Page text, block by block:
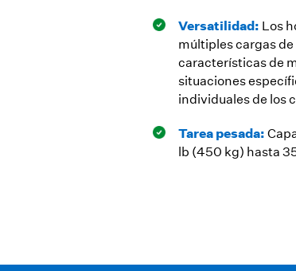
Versatilidad: Los
múltiples cargas
características de
situaciones
individuales de los
Tarea pesada:
lb (450 kg) hasta